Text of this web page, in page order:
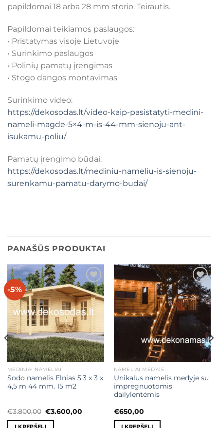
papildomai 18 arba 28 mm storio. Teirautis.
Papildomai teikiamos paslaugos:
• Pristatymas visoje Lietuvoje
• Surinkimo paslaugos
• Polinių pamatų įrengimas
• Stogo dangos montavimas
Surinkimo video:
https://dekosodas.lt/video-kaip-pasistatyti-medini-
nameli-magde-5×4-m-is-44-mm-sienoju-ant-
isukamu-poliu/
Pamatų įrengimo būdai:
https://dekosodas.lt/mediniu-nameliu-is-sienoju-
surenkamu-pamatu-darymo-budai/
PANAŠŪS PRODUKTAI
-5% Mėgstamiausias
MEDINIAI NAMELIAI
Sodo namelis Elnias 5,3 x 3 x
4,5 m 44 mm. 15 m2
€3.800,00 Original
was:
€3.600,00Current
Mėgstamiausias
NAMELIAI MEDYJE
Unikalus namelis medyje su
impregnuotomis
dailylentėmis
€650,00